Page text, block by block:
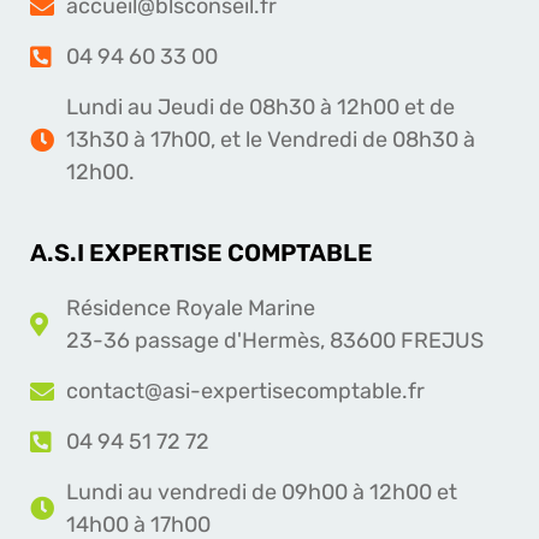
accueil@blsconseil.fr
04 94 60 33 00
Lundi au Jeudi de 08h30 à 12h00 et de
13h30 à 17h00, et le Vendredi de 08h30 à
12h00.
A.S.I EXPERTISE COMPTABLE
Résidence Royale Marine
23-36 passage d'Hermès, 83600 FREJUS
contact@asi-expertisecomptable.fr
04 94 51 72 72
Lundi au vendredi de 09h00 à 12h00 et
14h00 à 17h00